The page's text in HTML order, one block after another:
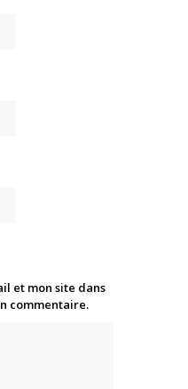
et mon site dans
commentaire.